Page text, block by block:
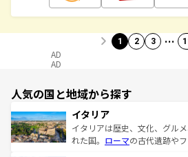
1 2 3 …
AD
AD
人気の国と地域から探す
イタリア
イタリアは歴史、文化、グル
れた国。 ローマの古代遺跡や